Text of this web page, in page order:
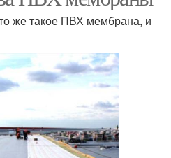
же такое ПВХ мембрана, и